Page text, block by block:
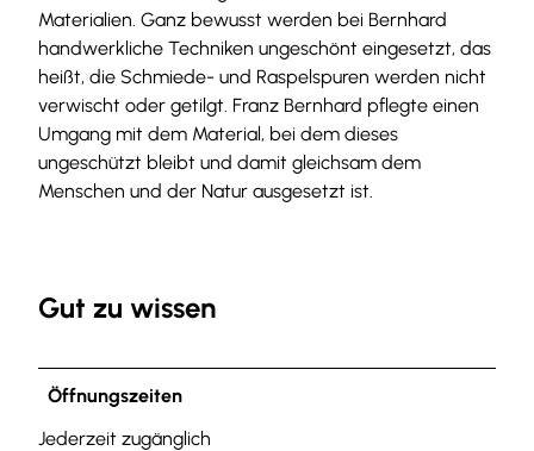
Materialien. Ganz bewusst werden bei Bernhard
handwerkliche Techniken ungeschönt eingesetzt, das
heißt, die Schmiede- und Raspelspuren werden nicht
verwischt oder getilgt. Franz Bernhard pflegte einen
Umgang mit dem Material, bei dem dieses
ungeschützt bleibt und damit gleichsam dem
Menschen und der Natur ausgesetzt ist.
Gut zu wissen
Öffnungszeiten
Jederzeit zugänglich